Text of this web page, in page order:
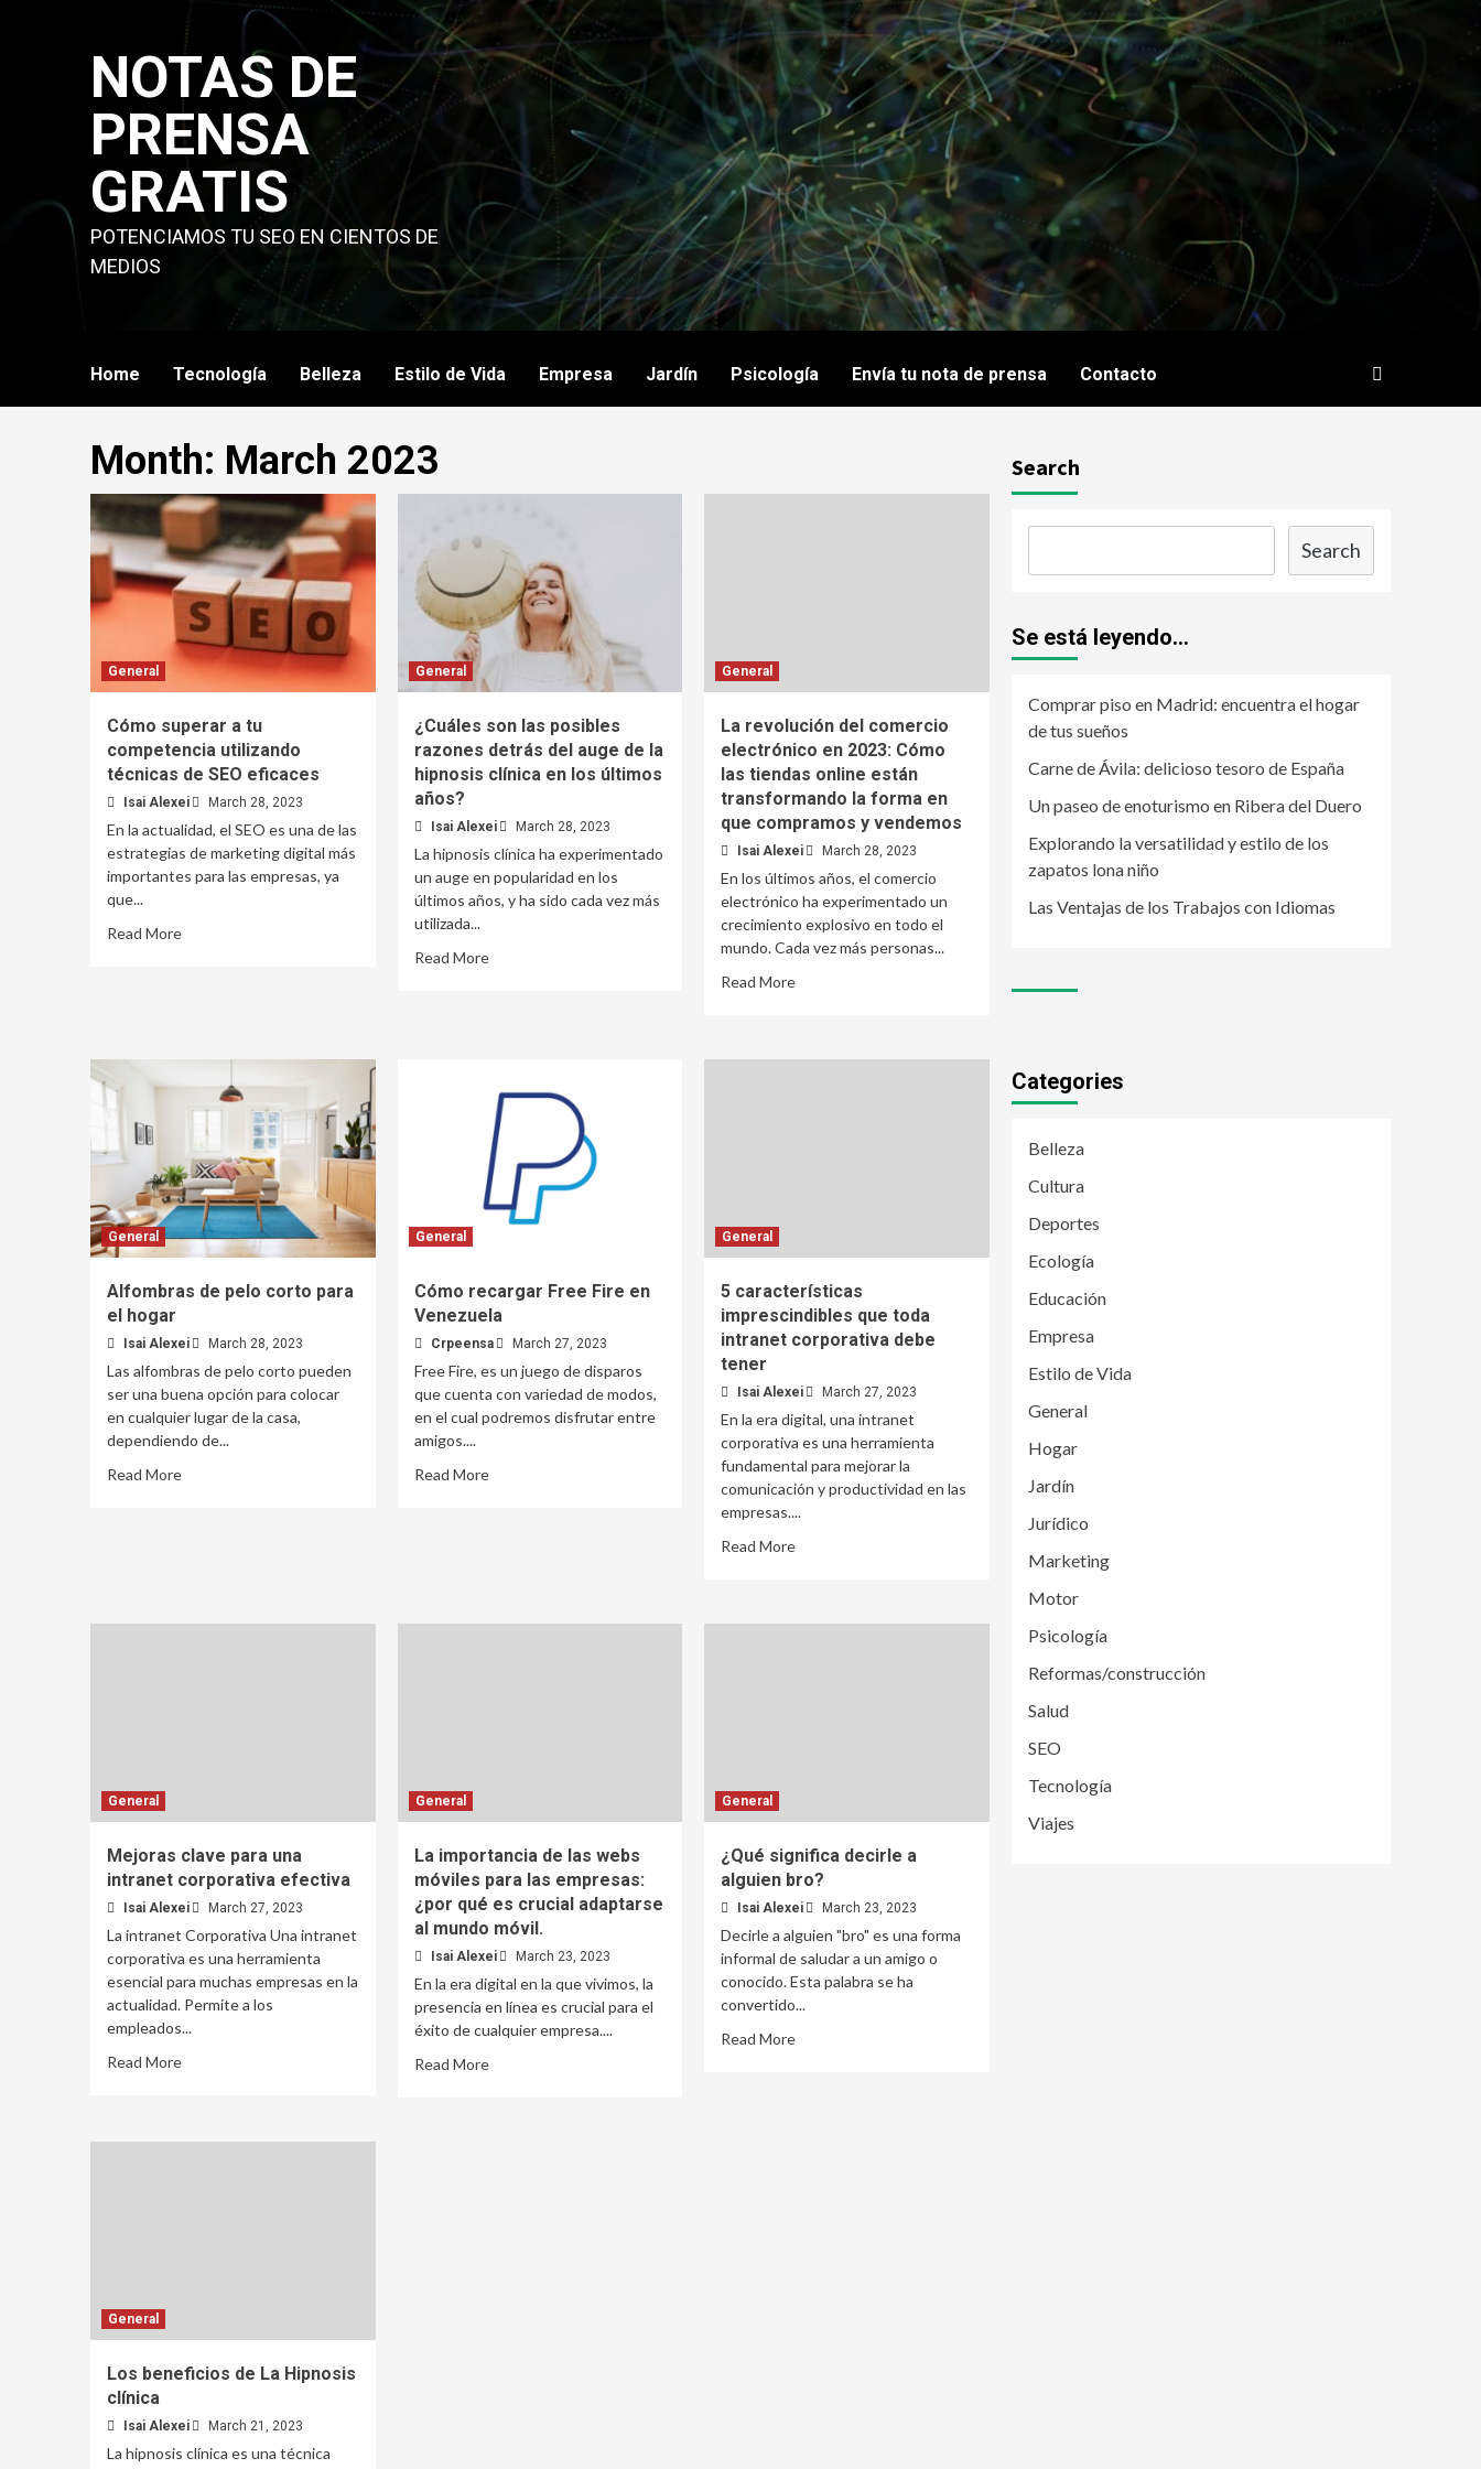
NOTAS DE
PRENSA
GRATIS
POTENCIAMOS TU SEO EN CIENTOS DE
MEDIOS
Home Tecnología Belleza Estilo de Vida Empresa Jardín Psicología Envía tu nota de prensa Contacto
Month: March 2023
General
Cómo superar a tu
competencia utilizando
técnicas de SEO eficaces
Isai Alexei March 28, 2023
En la actualidad, el SEO es una de las
estrategias de marketing digital más
importantes para las empresas, ya
que...
Read More
General
¿Cuáles son las posibles
razones detrás del auge de la
hipnosis clínica en los últimos
años?
Isai Alexei March 28, 2023
La hipnosis clínica ha experimentado
un auge en popularidad en los
últimos años, y ha sido cada vez más
utilizada...
Read More
General
La revolución del comercio
electrónico en 2023: Cómo
las tiendas online están
transformando la forma en
que compramos y vendemos
Isai Alexei March 28, 2023
En los últimos años, el comercio
electrónico ha experimentado un
crecimiento explosivo en todo el
mundo. Cada vez más personas...
Read More
General
Alfombras de pelo corto para
el hogar
Isai Alexei March 28, 2023
Las alfombras de pelo corto pueden
ser una buena opción para colocar
en cualquier lugar de la casa,
dependiendo de...
Read More
General
Cómo recargar Free Fire en
Venezuela
Crpeensa March 27, 2023
Free Fire, es un juego de disparos
que cuenta con variedad de modos,
en el cual podremos disfrutar entre
amigos....
Read More
General
5 características
imprescindibles que toda
intranet corporativa debe
tener
Isai Alexei March 27, 2023
En la era digital, una intranet
corporativa es una herramienta
fundamental para mejorar la
comunicación y productividad en las
empresas....
Read More
General
Mejoras clave para una
intranet corporativa efectiva
Isai Alexei March 27, 2023
La intranet Corporativa Una intranet
corporativa es una herramienta
esencial para muchas empresas en la
actualidad. Permite a los
empleados...
Read More
General
La importancia de las webs
móviles para las empresas:
¿por qué es crucial adaptarse
al mundo móvil.
Isai Alexei March 23, 2023
En la era digital en la que vivimos, la
presencia en línea es crucial para el
éxito de cualquier empresa....
Read More
General
¿Qué significa decirle a
alguien bro?
Isai Alexei March 23, 2023
Decirle a alguien "bro" es una forma
informal de saludar a un amigo o
conocido. Esta palabra se ha
convertido...
Read More
General
Los beneficios de La Hipnosis
clínica
Isai Alexei March 21, 2023
La hipnosis clínica es una técnica
Search
Search
Se está leyendo...
Comprar piso en Madrid: encuentra el hogar
de tus sueños
Carne de Ávila: delicioso tesoro de España
Un paseo de enoturismo en Ribera del Duero
Explorando la versatilidad y estilo de los
zapatos lona niño
Las Ventajas de los Trabajos con Idiomas
Categories
Belleza
Cultura
Deportes
Ecología
Educación
Empresa
Estilo de Vida
General
Hogar
Jardín
Jurídico
Marketing
Motor
Psicología
Reformas/construcción
Salud
SEO
Tecnología
Viajes